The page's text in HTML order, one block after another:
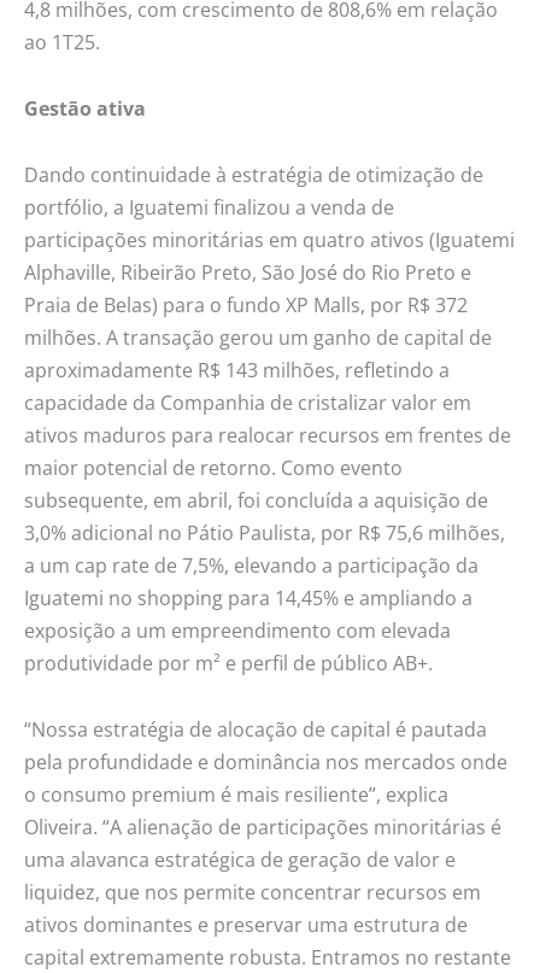
4,8 milhões, com crescimento de 808,6% em relação
ao 1T25.
Gestão ativa
Dando continuidade à estratégia de otimização de
portfólio, a Iguatemi finalizou a venda de
participações minoritárias em quatro ativos (Iguatemi
Alphaville, Ribeirão Preto, São José do Rio Preto e
Praia de Belas) para o fundo XP Malls, por R$ 372
milhões. A transação gerou um ganho de capital de
aproximadamente R$ 143 milhões, refletindo a
capacidade da Companhia de cristalizar valor em
ativos maduros para realocar recursos em frentes de
maior potencial de retorno. Como evento
subsequente, em abril, foi concluída a aquisição de
3,0% adicional no Pátio Paulista, por R$ 75,6 milhões,
a um cap rate de 7,5%, elevando a participação da
Iguatemi no shopping para 14,45% e ampliando a
exposição a um empreendimento com elevada
produtividade por m² e perfil de público AB+.
“Nossa estratégia de alocação de capital é pautada
pela profundidade e dominância nos mercados onde
o consumo premium é mais resiliente”, explica
Oliveira. “A alienação de participações minoritárias é
uma alavanca estratégica de geração de valor e
liquidez, que nos permite concentrar recursos em
ativos dominantes e preservar uma estrutura de
capital extremamente robusta. Entramos no restante